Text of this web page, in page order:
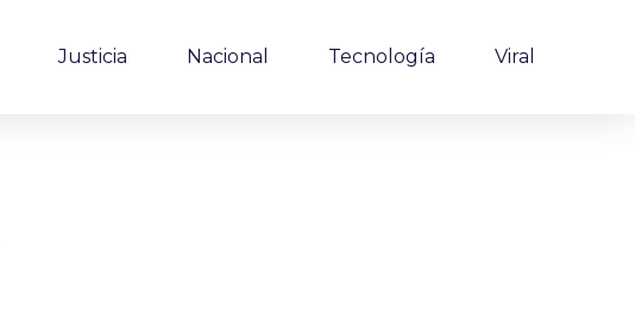
Justicia Nacional Tecnología Viral